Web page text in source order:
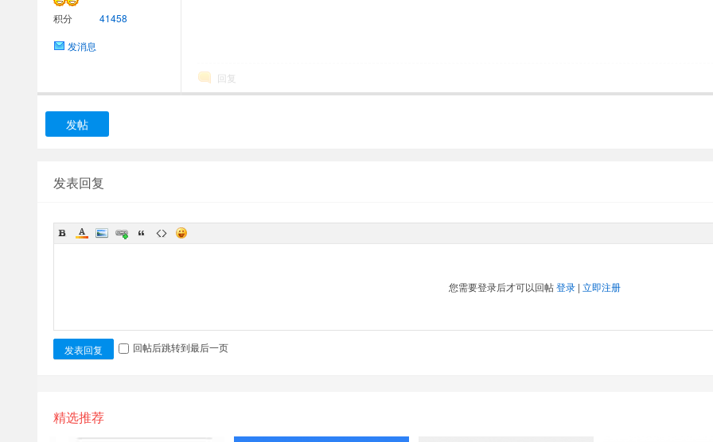
积分 41458
发消息
回复
发帖
发表回复
您需要登录后才可以回帖登录 | 立即注册
发表回复 回帖后跳转到最后一页
精选推荐